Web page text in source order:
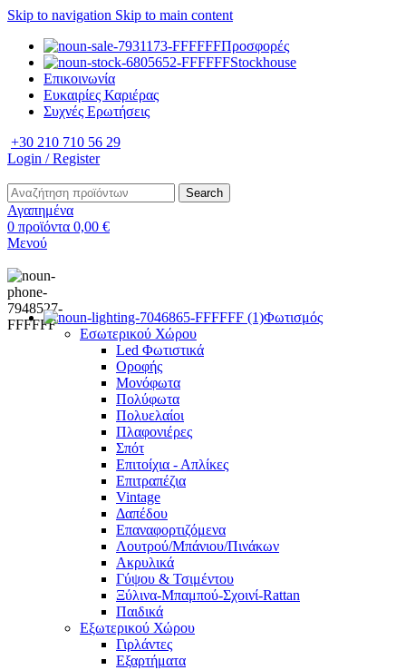
Skip to navigation Skip to main content
Προσφορές
Stockhouse
Επικοινωνία
Ευκαιρίες Καριέρας
Συχνές Ερωτήσεις
+30 210 710 56 29
Login / Register
Search
Αγαπημένα
0 προϊόντα 0,00 €
Μενού
Φωτισμός
Εσωτερικού Χώρου
Led Φωτιστικά
Οροφής
Μονόφωτα
Πολύφωτα
Πολυελαίοι
Πλαφονιέρες
Σπότ
Επιτοίχια - Απλίκες
Επιτραπέζια
Vintage
Δαπέδου
Επαναφορτιζόμενα
Λουτρού/Μπάνιου/Πινάκων
Ακρυλικά
Γύψου & Τσιμέντου
Ξύλινα-Μπαμπού-Σχοινί-Rattan
Παιδικά
Εξωτερικού Χώρου
Γιρλάντες
Εξαρτήματα